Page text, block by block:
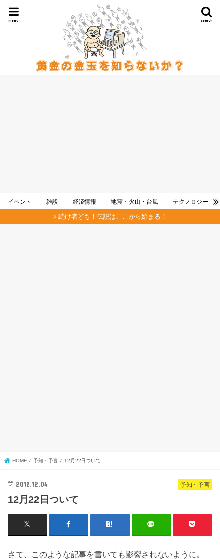
search
menu
イベント 雑談 経済情報 地震・火山・台風 テクノロジー
続け者ども！伝説はここから始まる！
HOME 予知・予言 12月22日ついて
予知・予言
2012.12.04
12月22日ついて
さて、このような記事を書いても影響されないように。